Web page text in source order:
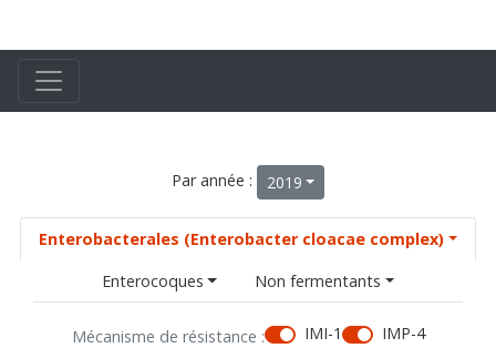
Par année : 2019
Enterobacterales (Enterobacter cloacae complex)
Enterocoques
Non fermentants
Mécanisme de résistance : IMI-1
IMP-4